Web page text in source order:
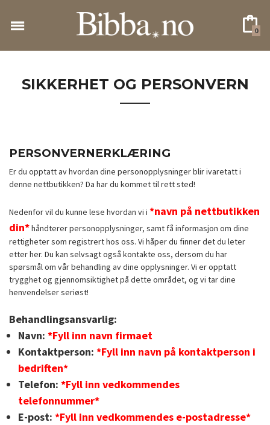
0
SIKKERHET OG PERSONVERN
PERSONVERNERKLÆRING
Er du opptatt av hvordan dine personopplysninger blir ivaretatt i
denne nettbutikken? Da har du kommet til rett sted!
Nedenfor vil du kunne lese hvordan vi i *navn på nettbutikken
din*håndterer personopplysninger, samt få informasjon om dine
rettigheter som registrert hos oss. Vi håper du finner det du leter
etter her. Du kan selvsagt også kontakte oss, dersom du har
spørsmål om vår behandling av dine opplysninger. Vi er opptatt
trygghet og gjennomsiktighet på dette området, og vi tar dine
henvendelser seriøst!
Behandlingsansvarlig:
Navn: *Fyll inn navn firmaet
Kontaktperson: *Fyll inn navn på kontaktperson i
bedriften*
Telefon: *Fyll inn vedkommendes
telefonnummer*
E-post: *Fyll inn vedkommendes e-postadresse*